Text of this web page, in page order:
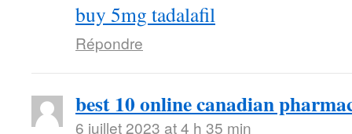
buy 5mg tadalafil
Répondre
best 10 online canadian
6 juillet 2023 at 4 h 35 min